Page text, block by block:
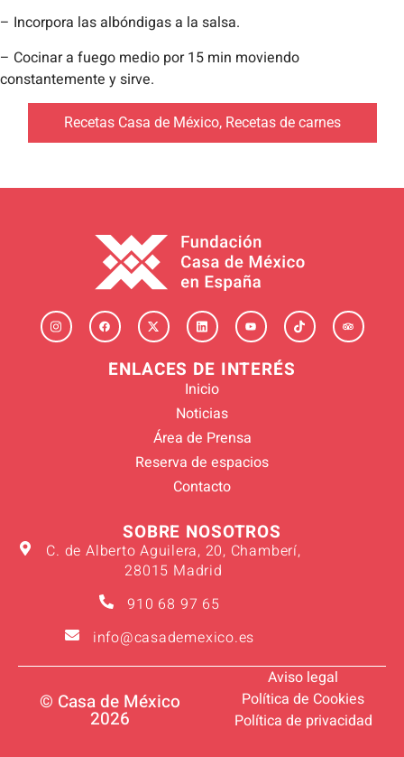
– Incorpora las albóndigas a la salsa.
– Cocinar a fuego medio por 15 min moviendo
constantemente y sirve.
Recetas Casa de México, Recetas de carnes
ENLACES DE INTERÉS
Inicio
Noticias
Área de Prensa
Reserva de espacios
Contacto
SOBRE NOSOTROS
C. de Alberto Aguilera, 20, Chamberí,
28015 Madrid
910 68 97 65
info@casademexico.es
© Casa de México
2026
Aviso legal
Política de Cookies
Política de privacidad